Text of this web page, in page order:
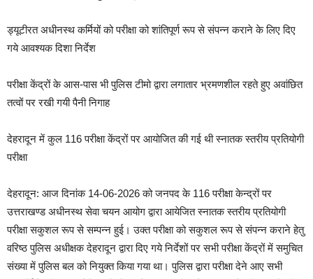
ड्यूटीरत अधीनस्थ कर्मियों को परीक्षा को शांतिपूर्ण रूप से संपन्न कराने के लिए दिए
गये आवश्यक दिशा निर्देश
परीक्षा केंद्रों के आस-पास भी पुलिस टीमो द्वारा लगातार भ्रमणशील रहते हुए अवांछित
तत्वों पर रखी गयी पैनी निगाह
देहरादून में कुल 116 परीक्षा केंद्रों पर आयोजित की गई थी स्नातक स्तरीय प्रतियोगी
परीक्षा
देहरादून: आज दिनांक 14-06-2026 को जनपद के 116 परीक्षा केन्द्रों पर
उत्तराखण्ड अधीनस्थ सेवा चयन आयोग द्वारा आयेजित स्नातक स्तरीय प्रतियोगी
परीक्षा सकुशल रूप से सम्पन्न हुई। उक्त परीक्षा को सकुशल रूप से संपन्न कराने हेतु
वरिष्ठ पुलिस अधीक्षक देहरादून द्वारा दिए गये निर्देशों पर सभी परीक्षा केंद्रों में समुचित
संख्या में पुलिस बल को नियुक्त किया गया था। पुलिस द्वारा परीक्षा देने आए सभी